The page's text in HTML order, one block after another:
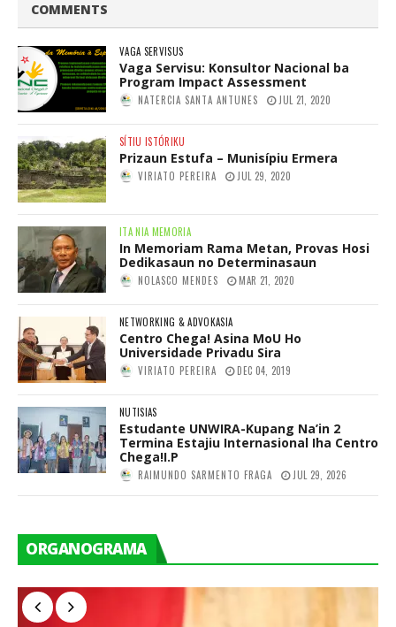
COMMENTS
VAGA SERVISUS
Vaga Servisu: Konsultor Nacional ba
Program Impact Assessment
NATERCIA SANTA ANTUNES JUL 21, 2020
SÍTIU ISTÓRIKU
Prizaun Estufa – Munisípiu Ermera
VIRIATO PEREIRA JUL 29, 2020
ITA NIA MEMORIA
In Memoriam Rama Metan, Provas Hosi
Dedikasaun no Determinasaun
NOLASCO MENDES MAR 21, 2020
NETWORKING & ADVOKASIA
Centro Chega! Asina MoU Ho
Universidade Privadu Sira
VIRIATO PEREIRA DEC 04, 2019
NUTISIAS
Estudante UNWIRA-Kupang Na’in 2
Termina Estajiu Internasional Iha Centro
Chega!I.P
RAIMUNDO SARMENTO FRAGA JUL 29, 2026
ORGANOGRAMA